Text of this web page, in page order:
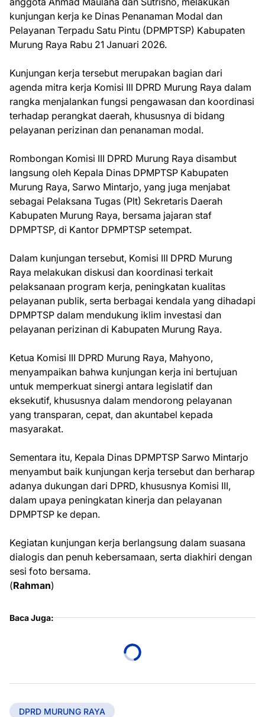
kunjungan kerja ke Dinas Penanaman Modal dan
Pelayanan Terpadu Satu Pintu (DPMPTSP) Kabupaten
Murung Raya Rabu 21 Januari 2026.
Kunjungan kerja tersebut merupakan bagian dari
agenda mitra kerja Komisi III DPRD Murung Raya dalam
rangka menjalankan fungsi pengawasan dan koordinasi
terhadap perangkat daerah, khususnya di bidang
pelayanan perizinan dan penanaman modal.
Rombongan Komisi III DPRD Murung Raya disambut
langsung oleh Kepala Dinas DPMPTSP Kabupaten
Murung Raya, Sarwo Mintarjo, yang juga menjabat
sebagai Pelaksana Tugas (Plt) Sekretaris Daerah
Kabupaten Murung Raya, bersama jajaran staf
DPMPTSP, di Kantor DPMPTSP setempat.
Dalam kunjungan tersebut, Komisi III DPRD Murung
Raya melakukan diskusi dan koordinasi terkait
pelaksanaan program kerja, peningkatan kualitas
pelayanan publik, serta berbagai kendala yang dihadapi
DPMPTSP dalam mendukung iklim investasi dan
pelayanan perizinan di Kabupaten Murung Raya.
Ketua Komisi III DPRD Murung Raya, Mahyono,
menyampaikan bahwa kunjungan kerja ini bertujuan
untuk memperkuat sinergi antara legislatif dan
eksekutif, khususnya dalam mendorong pelayanan
yang transparan, cepat, dan akuntabel kepada
masyarakat.
Sementara itu, Kepala Dinas DPMPTSP Sarwo Mintarjo
menyambut baik kunjungan kerja tersebut dan berharap
adanya dukungan dari DPRD, khususnya Komisi III,
dalam upaya peningkatan kinerja dan pelayanan
DPMPTSP ke depan.
Kegiatan kunjungan kerja berlangsung dalam suasana
dialogis dan penuh kebersamaan, serta diakhiri dengan
sesi foto bersama.
(Rahman)
Baca Juga:
DPRD MURUNG RAYA